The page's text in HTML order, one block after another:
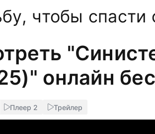
чтобы спасти
онлайн
Плеер 2 Трейлер